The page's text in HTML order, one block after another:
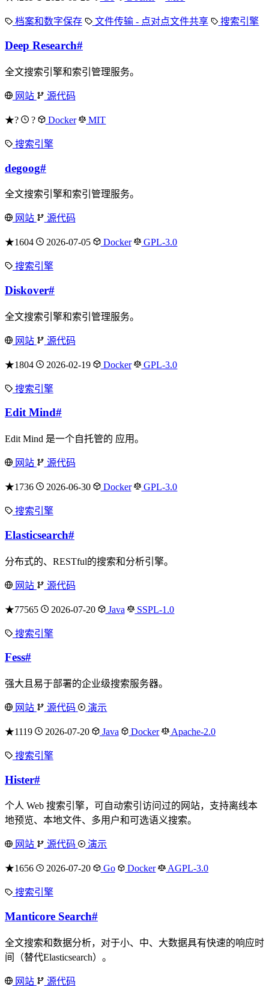
档案和数字保存 文件传输 - 点对点文件共享 搜索引擎
Deep Research#
全文搜索引擎和索引管理服务。
网站 源代码
★? ? Docker MIT
搜索引擎
degoog#
全文搜索引擎和索引管理服务。
网站 源代码
★1604 2026-07-05 Docker GPL-3.0
搜索引擎
Diskover#
全文搜索引擎和索引管理服务。
网站 源代码
★1804 2026-02-19 Docker GPL-3.0
搜索引擎
Edit Mind#
Edit Mind 是一个自托管的 应用。
网站 源代码
★1736 2026-06-30 Docker GPL-3.0
搜索引擎
Elasticsearch#
分布式的、RESTful的搜索和分析引擎。
网站 源代码
★77565 2026-07-20 Java SSPL-1.0
搜索引擎
Fess#
强大且易于部署的企业级搜索服务器。
网站 源代码 演示
★1119 2026-07-20 Java Docker Apache-2.0
搜索引擎
Hister#
个人 Web 搜索引擎，可自动索引访问过的网站，支持离线本
地预览、本地文件、多用户和可选语义搜索。
网站 源代码 演示
★1656 2026-07-20 Go Docker AGPL-3.0
搜索引擎
Manticore Search#
全文搜索和数据分析，对于小、中、大数据具有快速的响应时
间（替代Elasticsearch）。
网站 源代码